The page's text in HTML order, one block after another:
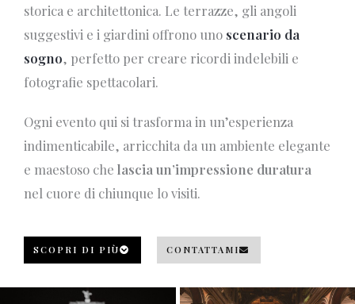
storica e architettonica. Le terrazze, gli angoli
suggestivi e i giardini offrono uno scenario da
sogno, perfetto per creare ricordi indelebili e
fotografie spettacolari.
Ogni evento qui si trasforma in un’esperienza
indimenticabile, arricchita da un ambiente elegante
e maestoso che lascia un’impressione duratura
nel cuore di chiunque lo visiti.
SCOPRI DI PIÙ CONTATTAMI